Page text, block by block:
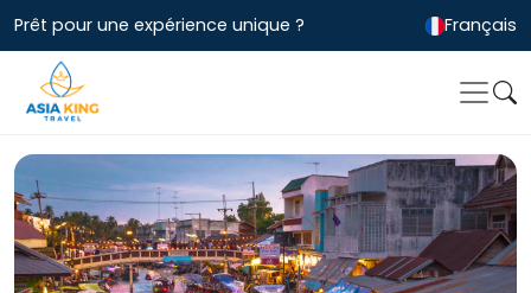
Prêt pour une expérience unique ? Français